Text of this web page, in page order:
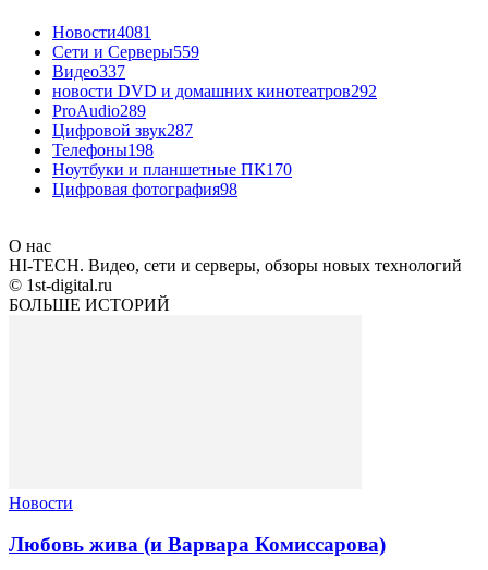
Новости4081
Сети и Серверы559
Видео337
новости DVD и домашних кинотеатров292
ProAudio289
Цифровой звук287
Телефоны198
Ноутбуки и планшетные ПК170
Цифровая фотография98
О нас
HI-TECH. Видео, сети и серверы, обзоры новых технологий
© 1st-digital.ru
БОЛЬШЕ ИСТОРИЙ
Новости
Любовь жива (и Варвара Комиссарова)